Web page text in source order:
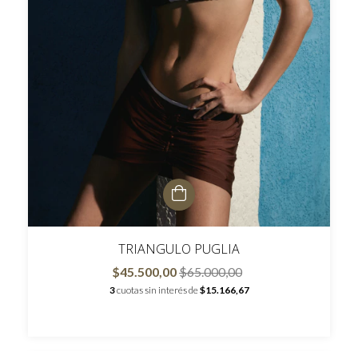
TRIANGULO PUGLIA
$45.500,00$65.000,00
3cuotas sin interés de$15.166,67